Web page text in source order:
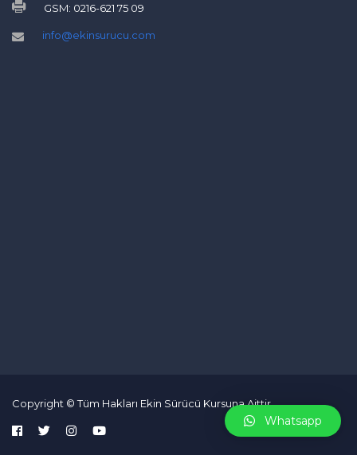
GSM: 0216-621 75 09
info@ekinsurucu.com
Copyright © Tüm Hakları Ekin Sürücü Kursuna Aittir.
Whatsapp